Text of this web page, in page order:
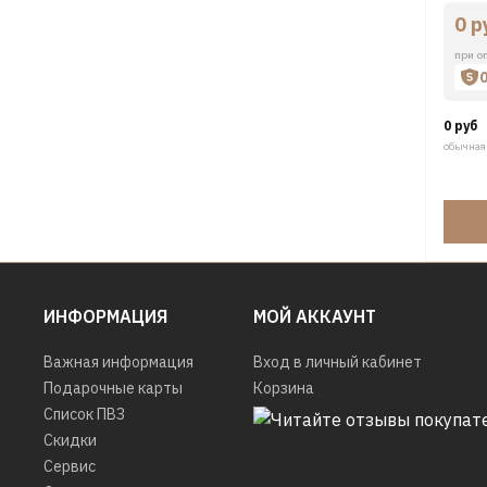
0
при
0 руб
ИНФОРМАЦИЯ
Важная информация
Подарочные карты
Список ПВЗ
Скидки
Сервис
МОЙ АККАУНТ
Вход в личный кабинет
Корзина